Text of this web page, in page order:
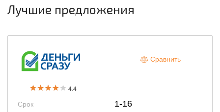
Лучшие предложения
4.4
Срок 1-16
Сравнить